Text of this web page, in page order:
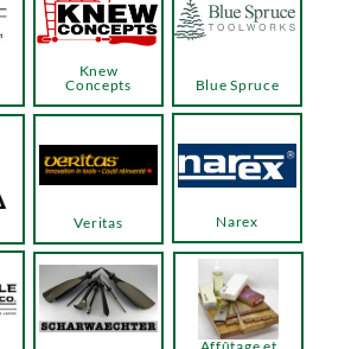
Knew
Concepts
Blue Spruce
Narex
Veritas